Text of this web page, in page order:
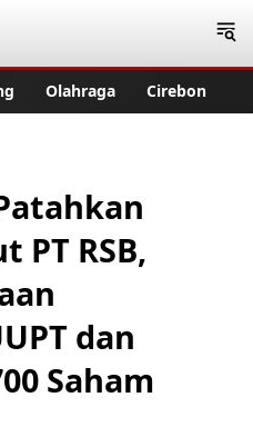
Olahraga Cirebon
PT RSB,
dan
Saham